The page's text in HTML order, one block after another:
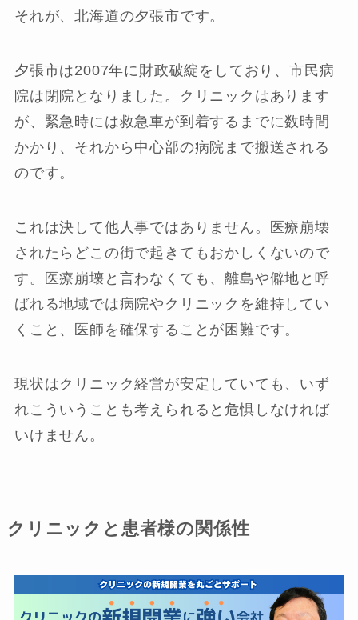
それが、北海道の夕張市です。
夕張市は2007年に財政破綻をしており、市民病
院は閉院となりました。クリニックはあります
が、緊急時には救急車が到着するまでに数時間
かかり、それから中心部の病院まで搬送される
のです。
これは決して他人事ではありません。医療崩壊
されたらどこの街で起きてもおかしくないので
す。医療崩壊と言わなくても、離島や僻地と呼
ばれる地域では病院やクリニックを維持してい
くこと、医師を確保することが困難です。
現状はクリニック経営が安定していても、いず
れこういうことも考えられると危惧しなければ
いけません。
クリニックと患者様の関係性